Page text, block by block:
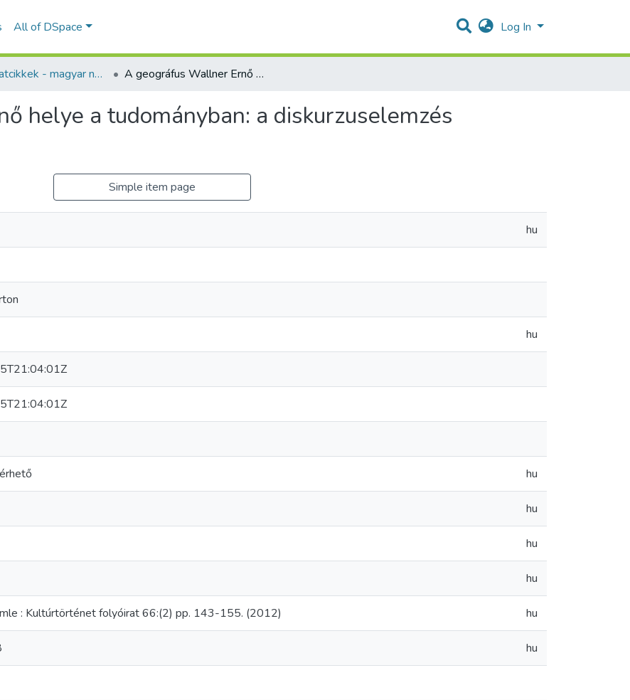
All of DSpace Log In
Folyóiratcikkek - magyar nyelvű (RKI) A geográfus Wallner Ernő helye a tudományban: a diskurzuselemzés lehetőségei
helye a tudományban: a diskurzuselemzés
Simple item page
hu
hu
hu
hu
hu
hu
: Kultúrtörténet folyóirat 66:(2) pp. 143-155. (2012) hu
hu